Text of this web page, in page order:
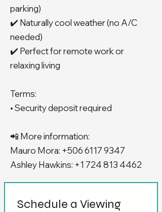
parking)
✔️ Naturally cool weather (no A/C
needed)
✔️ Perfect for remote work or
relaxing living
Terms:
• Security deposit required
📲 More information:
Mauro Mora: +506 6117 9347
Ashley Hawkins: +1 724 813 4462
Schedule a Viewing